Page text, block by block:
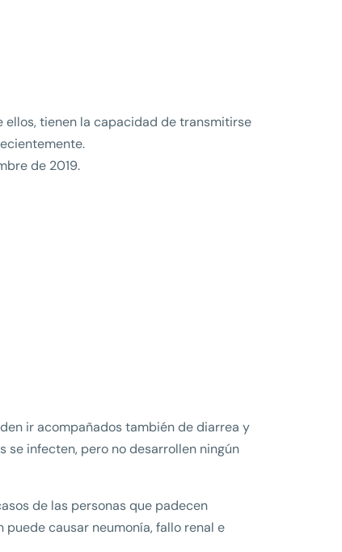
ellos, tienen la capacidad de transmitirse
de 2019.
ir acompañados también de diarrea y
se infecten, pero no desarrollen ningún
de las personas que padecen
causar neumonía, fallo renal e